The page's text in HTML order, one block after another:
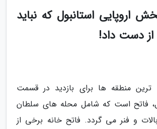
اروپایی استانبول که نباید
از دست داد!
منطقه ها برای بازدید در قسمت
فاتح است که شامل محله های سلطان
بالات و فنر می گردد. فاتح خانه برخی از